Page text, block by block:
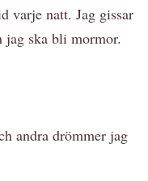
varje natt. Jag gissar
jag ska bli mormor.
andra drömmer jag